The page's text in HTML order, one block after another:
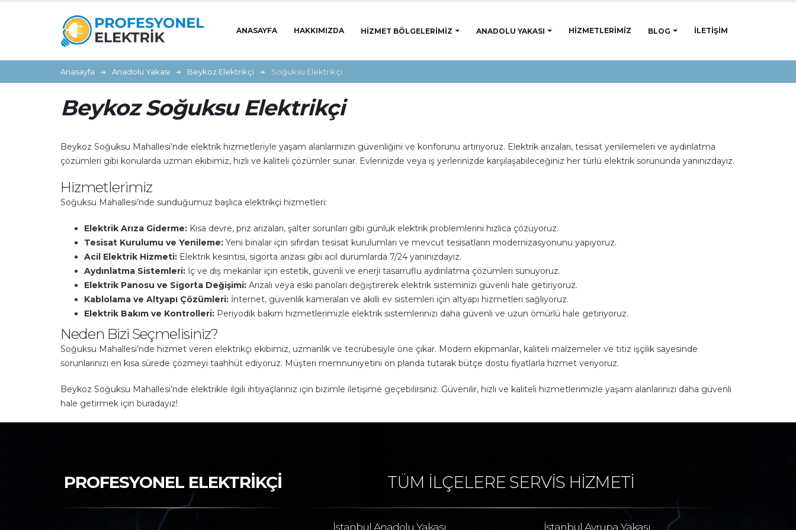
ANASAYFA HAKKIMIZDA HIZMET BÖLGELERIMIZ ANADOLU YAKASI HIZMETLERIMIZ BLOG İLETIŞIM
Anasayfa Anadolu Yakası Beykoz Elektrikçi Soğuksu Elektrikçi
Beykoz Soğuksu Elektrikçi
Beykoz Soğuksu Mahallesi’nde elektrik hizmetleriyle yaşam alanlarınızın güvenliğini ve konforunu artırıyoruz. Elektrik arızaları, tesisat yenilemeleri ve aydınlatma
çözümleri gibi konularda uzman ekibimiz, hızlı ve kaliteli çözümler sunar. Evlerinizde veya iş yerlerinizde karşılaşabileceğiniz her türlü elektrik sorununda yanınızdayız.
Hizmetlerimiz
Soğuksu Mahallesi’nde sunduğumuz başlıca elektrikçi hizmetleri:
Elektrik Arıza Giderme: Kısa devre, priz arızaları, şalter sorunları gibi günlük elektrik problemlerini hızlıca çözüyoruz.
Tesisat Kurulumu ve Yenileme: Yeni binalar için sıfırdan tesisat kurulumları ve mevcut tesisatların modernizasyonunu yapıyoruz.
Acil Elektrik Hizmeti: Elektrik kesintisi, sigorta arızası gibi acil durumlarda 7/24 yanınızdayız.
Aydınlatma Sistemleri: İç ve dış mekanlar için estetik, güvenli ve enerji tasarruflu aydınlatma çözümleri sunuyoruz.
Elektrik Panosu ve Sigorta Değişimi: Arızalı veya eski panoları değiştirerek elektrik sisteminizi güvenli hale getiriyoruz.
Kablolama ve Altyapı Çözümleri: İnternet, güvenlik kameraları ve akıllı ev sistemleri için altyapı hizmetleri sağlıyoruz.
Elektrik Bakım ve Kontrolleri: Periyodik bakım hizmetlerimizle elektrik sistemlerinizi daha güvenli ve uzun ömürlü hale getiriyoruz.
Neden Bizi Seçmelisiniz?
Soğuksu Mahallesi’nde hizmet veren elektrikçi ekibimiz, uzmanlık ve tecrübesiyle öne çıkar. Modern ekipmanlar, kaliteli malzemeler ve titiz işçilik sayesinde
sorunlarınızı en kısa sürede çözmeyi taahhüt ediyoruz. Müşteri memnuniyetini ön planda tutarak bütçe dostu fiyatlarla hizmet veriyoruz.
Beykoz Soğuksu Mahallesi’nde elektrikle ilgili ihtiyaçlarınız için bizimle iletişime geçebilirsiniz. Güvenilir, hızlı ve kaliteli hizmetlerimizle yaşam alanlarınızı daha güvenli
hale getirmek için buradayız!
PROFESYONEL ELEKTRİKÇİ TÜM İLÇELERE SERVİS HİZMETİ
İstanbul Anadolu Yakası İstanbul Avrupa Yakası